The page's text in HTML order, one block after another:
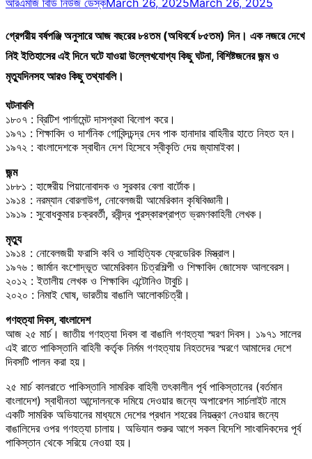
গ্রেগরীয় বর্ষপঞ্জি অনুসারে আজ বছরের ৮৪তম (অধিবর্ষে ৮৫তম) দিন। এক নজরে দেখে
নিই ইতিহাসের এই দিনে ঘটে যাওয়া উল্লেখযোগ্য কিছু ঘটনা, বিশিষ্টজনের জন্ম ও
মৃত্যুদিনসহ আরও কিছু তথ্যাবলি।
ঘটনাবলি
১৮০৭ : ব্রিটিশ পার্লামেন্ট দাসপ্রথা বিলোপ করে।
১৯৭১ : শিক্ষাবিদ ও দার্শনিক গোবিন্দচন্দ্র দেব পাক হানাদার বাহিনীর হাতে নিহত হন।
১৯৭২ : বাংলাদেশকে স্বাধীন দেশ হিসেবে স্বীকৃতি দেয় জ্যামাইকা।
জন্ম
১৮৮১ : হাঙ্গেরীয় পিয়ানোবাদক ও সুরকার বেলা বার্টোক।
১৯১৪ : নরম্যান বোরলাউগ, নোবেলজয়ী আমেরিকান কৃষিবিজ্ঞানী।
১৯১৯ : সুবোধকুমার চক্রবর্তী, রবীন্দ্র পুরস্কারপ্রাপ্ত ভ্রমণকাহিনী লেখক।
মৃত্যু
১৯১৪ : নোবেলজয়ী ফরাসি কবি ও সাহিত্যিক ফ্রেডেরিক মিস্ত্রাল।
১৯৭৬ : জার্মান বংশোদ্ভূত আমেরিকান চিত্রশিল্পী ও শিক্ষাবিদ জোসেফ আলবেরস।
২০১২ : ইতালীয় লেখক ও শিক্ষাবিদ এন্টোনিও টাবুচি।
২০২০ : নিমাই ঘোষ, ভারতীয় বাঙালি আলোকচিত্রী।
গণহত্যা দিবস, বাংলাদেশ
আজ ২৫ মার্চ। জাতীয় গণহত্যা দিবস বা বাঙালি গণহত্যা স্মরণ দিবস। ১৯৭১ সালের
এই রাতে পাকিস্তানি বাহিনী কর্তৃক নির্মম গণহত্যায় নিহতদের স্মরণে আমাদের দেশে
দিবসটি পালন করা হয়।
২৫ মার্চ কালরাতে পাকিস্তানি সামরিক বাহিনী তৎকালীন পূর্ব পাকিস্তানের (বর্তমান
বাংলাদেশ) স্বাধীনতা আন্দোলনকে দমিয়ে দেওয়ার জন্যে অপারেশন সার্চলাইট নামে
একটি সামরিক অভিযানের মাধ্যমে দেশের প্রধান শহরের নিয়ন্ত্রণ নেওয়ার জন্যে
বাঙালিদের ওপর গণহত্যা চালায়। অভিযান শুরুর আগে সকল বিদেশি সাংবাদিকদের পূর্ব
পাকিস্তান থেকে সরিয়ে নেওয়া হয়।